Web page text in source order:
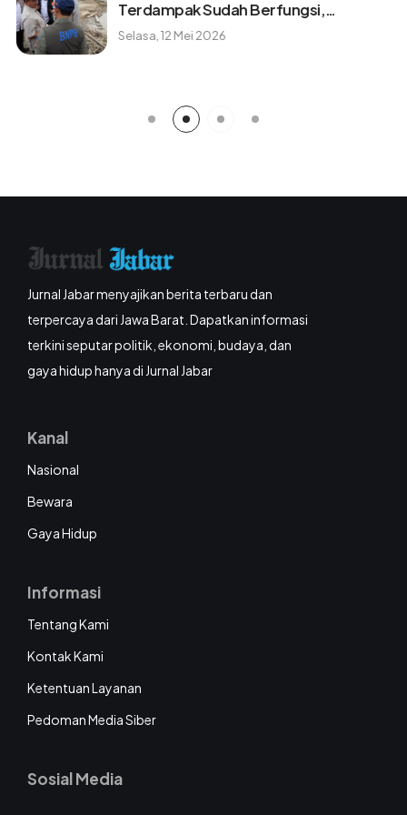
bahaya yang perlu diwaspadai
Jumat, 7 Agustus 2026
Jurnal Jabar menyajikan berita terbaru dan
terpercaya dari Jawa Barat. Dapatkan informasi
terkini seputar politik, ekonomi, budaya, dan
gaya hidup hanya di Jurnal Jabar
Kanal
Nasional
Bewara
Gaya Hidup
Informasi
Tentang Kami
Kontak Kami
Ketentuan Layanan
Pedoman Media Siber
Sosial Media